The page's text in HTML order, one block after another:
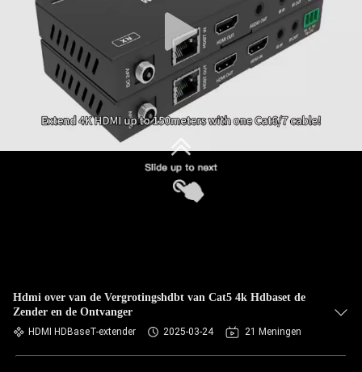
Hdmi over van de Vergrotingshdbt van Cat5 4k Hdbaset de
Zender en de Ontvanger
HDMI HDBaseT-extender 2025-03-24 21 Meningen